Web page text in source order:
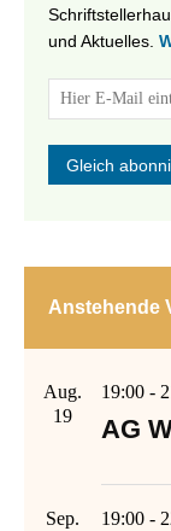
und Aktuelles.
Anstehende
Aug.
19
19:00 -
AG
Sep.
19:00 -